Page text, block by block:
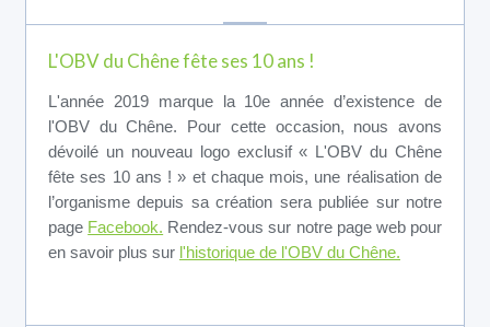
L'OBV du Chêne fête ses 10 ans !
L'année 2019 marque la 10e année d’existence de
l'OBV du Chêne. Pour cette occasion, nous avons
dévoilé un nouveau logo exclusif « L'OBV du Chêne
fête ses 10 ans ! » et chaque mois, une réalisation de
l’organisme depuis sa création sera publiée sur notre
page Facebook. Rendez-vous sur notre page web pour
en savoir plus sur l'historique de l'OBV du Chêne.